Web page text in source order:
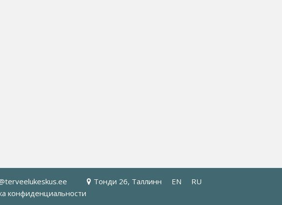
Тонди 26, Таллинн EN
RU
конфиденциальности